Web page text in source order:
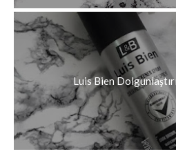
Luis Bien